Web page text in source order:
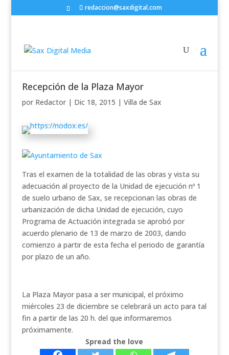
redaccion@saxdigital.com
Recepción de la Plaza Mayor
por Redactor| Dic 18, 2015 | Villa de Sax
Tras el examen de la totalidad de las obras y vista su
adecuación al proyecto de la Unidad de ejecución nº 1
de suelo urbano de Sax, se recepcionan las obras de
urbanización de dicha Unidad de ejecución, cuyo
Programa de Actuación integrada se aprobó por
acuerdo plenario de 13 de marzo de 2003, dando
comienzo a partir de esta fecha el periodo de garantía
por plazo de un año.
La Plaza Mayor pasa a ser municipal, el próximo
miércoles 23 de diciembre se celebrará un acto para tal
fin a partir de las 20 h. del que informaremos
próximamente.
Spread the love